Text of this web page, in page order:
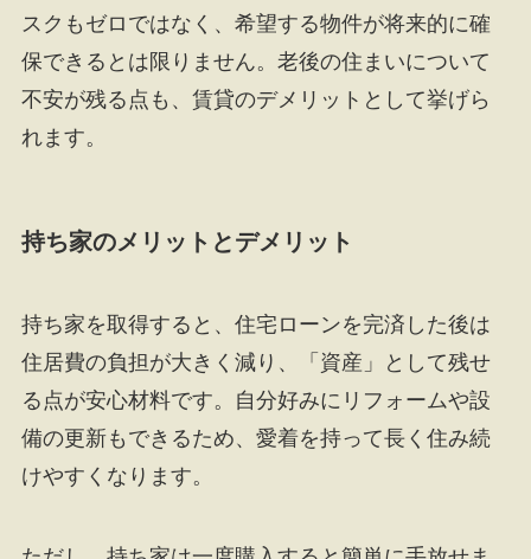
スクもゼロではなく、希望する物件が将来的に確
保できるとは限りません。老後の住まいについて
不安が残る点も、賃貸のデメリットとして挙げら
れます。
持ち家のメリットとデメリット
持ち家を取得すると、住宅ローンを完済した後は
住居費の負担が大きく減り、「資産」として残せ
る点が安心材料です。自分好みにリフォームや設
備の更新もできるため、愛着を持って長く住み続
けやすくなります。